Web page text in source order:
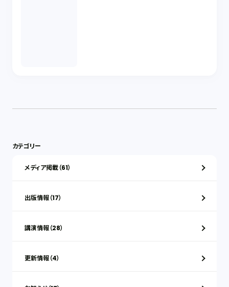
カテゴリー
メディア掲載（61）
出版情報（17）
講演情報（28）
更新情報（4）